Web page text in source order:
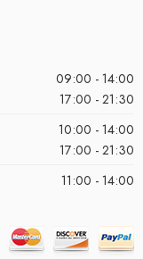
09:00 - 14:00
17:00 - 21:30
10:00 - 14:00
17:00 - 21:30
11:00 - 14:00